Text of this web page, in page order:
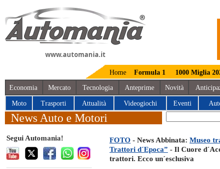
www.automania.it
Home Formula 1 1000 Miglia
Economia Mercato Tecnologia Anteprime Novità
Moto Trasporti Attualità Videogiochi Eventi
News Auto e Motori
Segui Automania! FOTO - News Abbinata: Museo
Trattori d´Epoca” - Il Cuore
trattori. Ecco un´esclusiva